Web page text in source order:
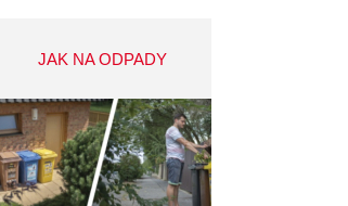
JAK NA ODPADY